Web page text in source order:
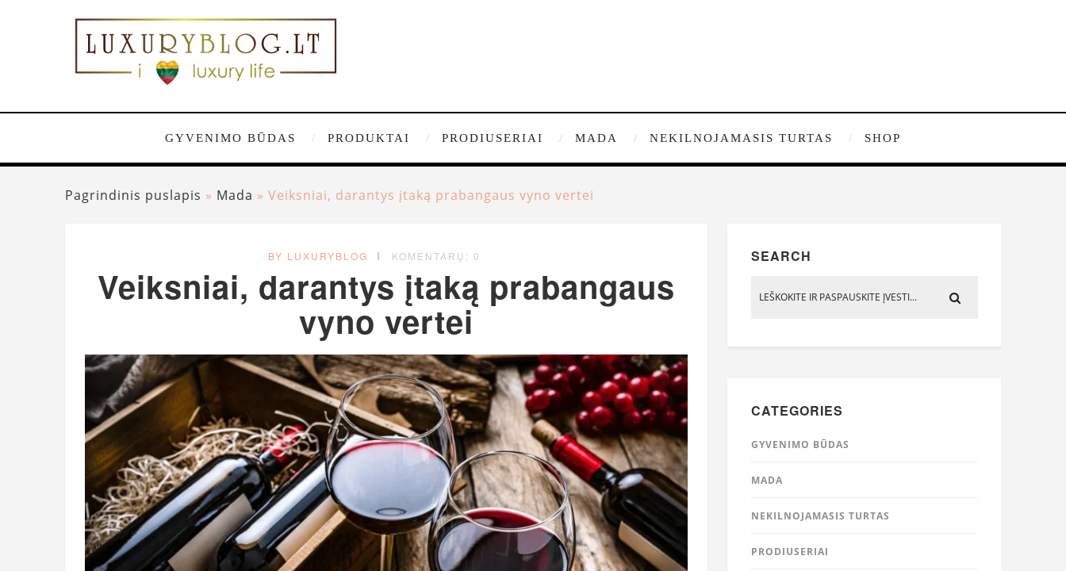
GYVENIMO BŪDAS PRODUKTAI PRODIUSERIAI MADA NEKILNOJAMASIS TURTAS SHOP
Pagrindinis puslapis » Mada » Veiksniai, darantys įtaką prabangaus vyno vertei
BY LUXURYBLOG KOMENTARŲ: 0
Veiksniai, darantys įtaką prabangaus
vyno vertei
SEARCH
CATEGORIES
GYVENIMO BŪDAS
MADA
NEKILNOJAMASIS TURTAS
PRODIUSERIAI